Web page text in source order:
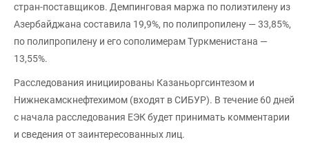
стран-поставщиков. Демпинговая маржа по полиэтилену из
Азербайджана составила 19,9%, по полипропилену — 33,85%,
по полипропилену и его сополимерам Туркменистана —
13,55%.
Расследования инициированы Казаньоргсинтезом и
Нижнекамскнефтехимом (входят в CИБУР). В течение 60 дней
с начала расследования ЕЭК будет принимать комментарии
и сведения от заинтересованных лиц.